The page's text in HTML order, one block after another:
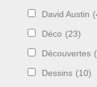
David Austin
Déco (23)
Découvertes
Dessins (10)